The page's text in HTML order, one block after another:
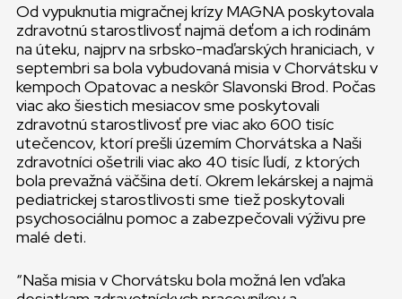
Od vypuknutia migračnej krízy MAGNA poskytovala
zdravotnú starostlivosť najmä deťom a ich rodinám
na úteku, najprv na srbsko-maďarských hraniciach, v
septembri sa bola vybudovaná misia v Chorvátsku v
kempoch Opatovac a neskôr Slavonski Brod. Počas
viac ako šiestich mesiacov sme poskytovali
zdravotnú starostlivosť pre viac ako 600 tisíc
utečencov, ktorí prešli územím Chorvátska a Naši
zdravotníci ošetrili viac ako 40 tisíc ľudí, z ktorých
bola prevažná väčšina detí. Okrem lekárskej a najmä
pediatrickej starostlivosti sme tiež poskytovali
psychosociálnu pomoc a zabezpečovali výživu pre
malé deti.
“Naša misia v Chorvátsku bola možná len vďaka